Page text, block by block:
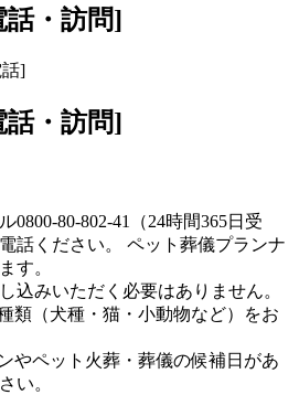
話・訪問]
話・訪問]
0800-80-802-41（24時間365日受
話ください。 ペット葬儀プランナ
す。
込みいただく必要はありません。
類（犬種・猫・小動物など）をお
やペット火葬・葬儀の候補日があ
い。